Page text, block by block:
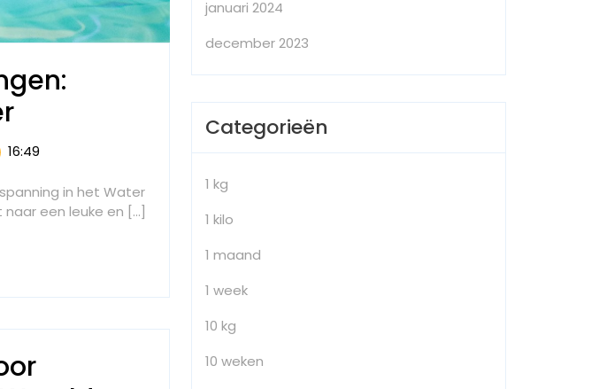
Geniet
van
Zwemmen
Ontspanning
en
Plezier
16:49
in het Water
een leuke en [...]
januari 2024
december 2023
Categorieën
1 kg
1 kilo
1 maand
1 week
10 kg
10 weken